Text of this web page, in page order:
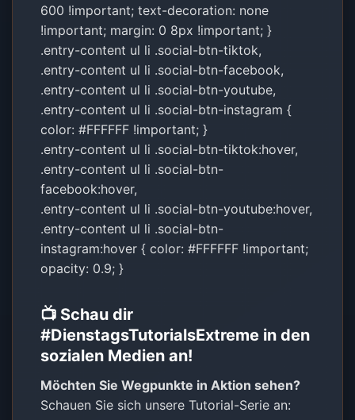
600 !important; text-decoration: none
!important; margin: 0 8px !important; }
.entry-content ul li .social-btn-tiktok,
.entry-content ul li .social-btn-facebook,
.entry-content ul li .social-btn-youtube,
.entry-content ul li .social-btn-instagram {
color: #FFFFFF !important; }
.entry-content ul li .social-btn-tiktok:hover,
.entry-content ul li .social-btn-
facebook:hover,
.entry-content ul li .social-btn-youtube:hover,
.entry-content ul li .social-btn-
instagram:hover { color: #FFFFFF !important;
opacity: 0.9; }
📺 Schau dir
#DienstagsTutorialsExtreme in den
sozialen Medien an!
Möchten Sie Wegpunkte in Aktion sehen?
Schauen Sie sich unsere Tutorial-Serie an: